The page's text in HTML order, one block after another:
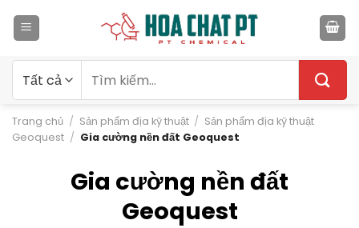
qua
kiếm:
Trang chủ / Sản phẩm địa kỹ thuật / Sản phẩm địa kỹ thuật
Geoquest / Gia cường nền đất Geoquest
Gia cường nền đất
Geoquest